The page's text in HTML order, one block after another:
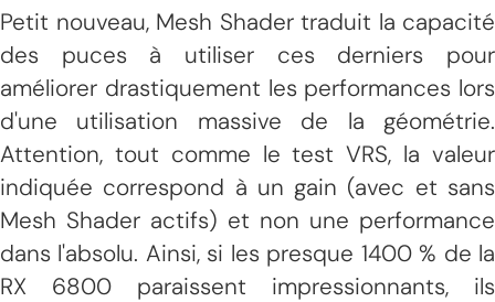
Petit nouveau, Mesh Shader traduit la capacité
des puces à utiliser ces derniers pour
améliorer drastiquement les performances lors
d'une utilisation massive de la géométrie.
Attention, tout comme le test VRS, la valeur
indiquée correspond à un gain (avec et sans
Mesh Shader actifs) et non une performance
dans l'absolu. Ainsi, si les presque 1400 % de la
RX 6800 paraissent impressionnants, ils